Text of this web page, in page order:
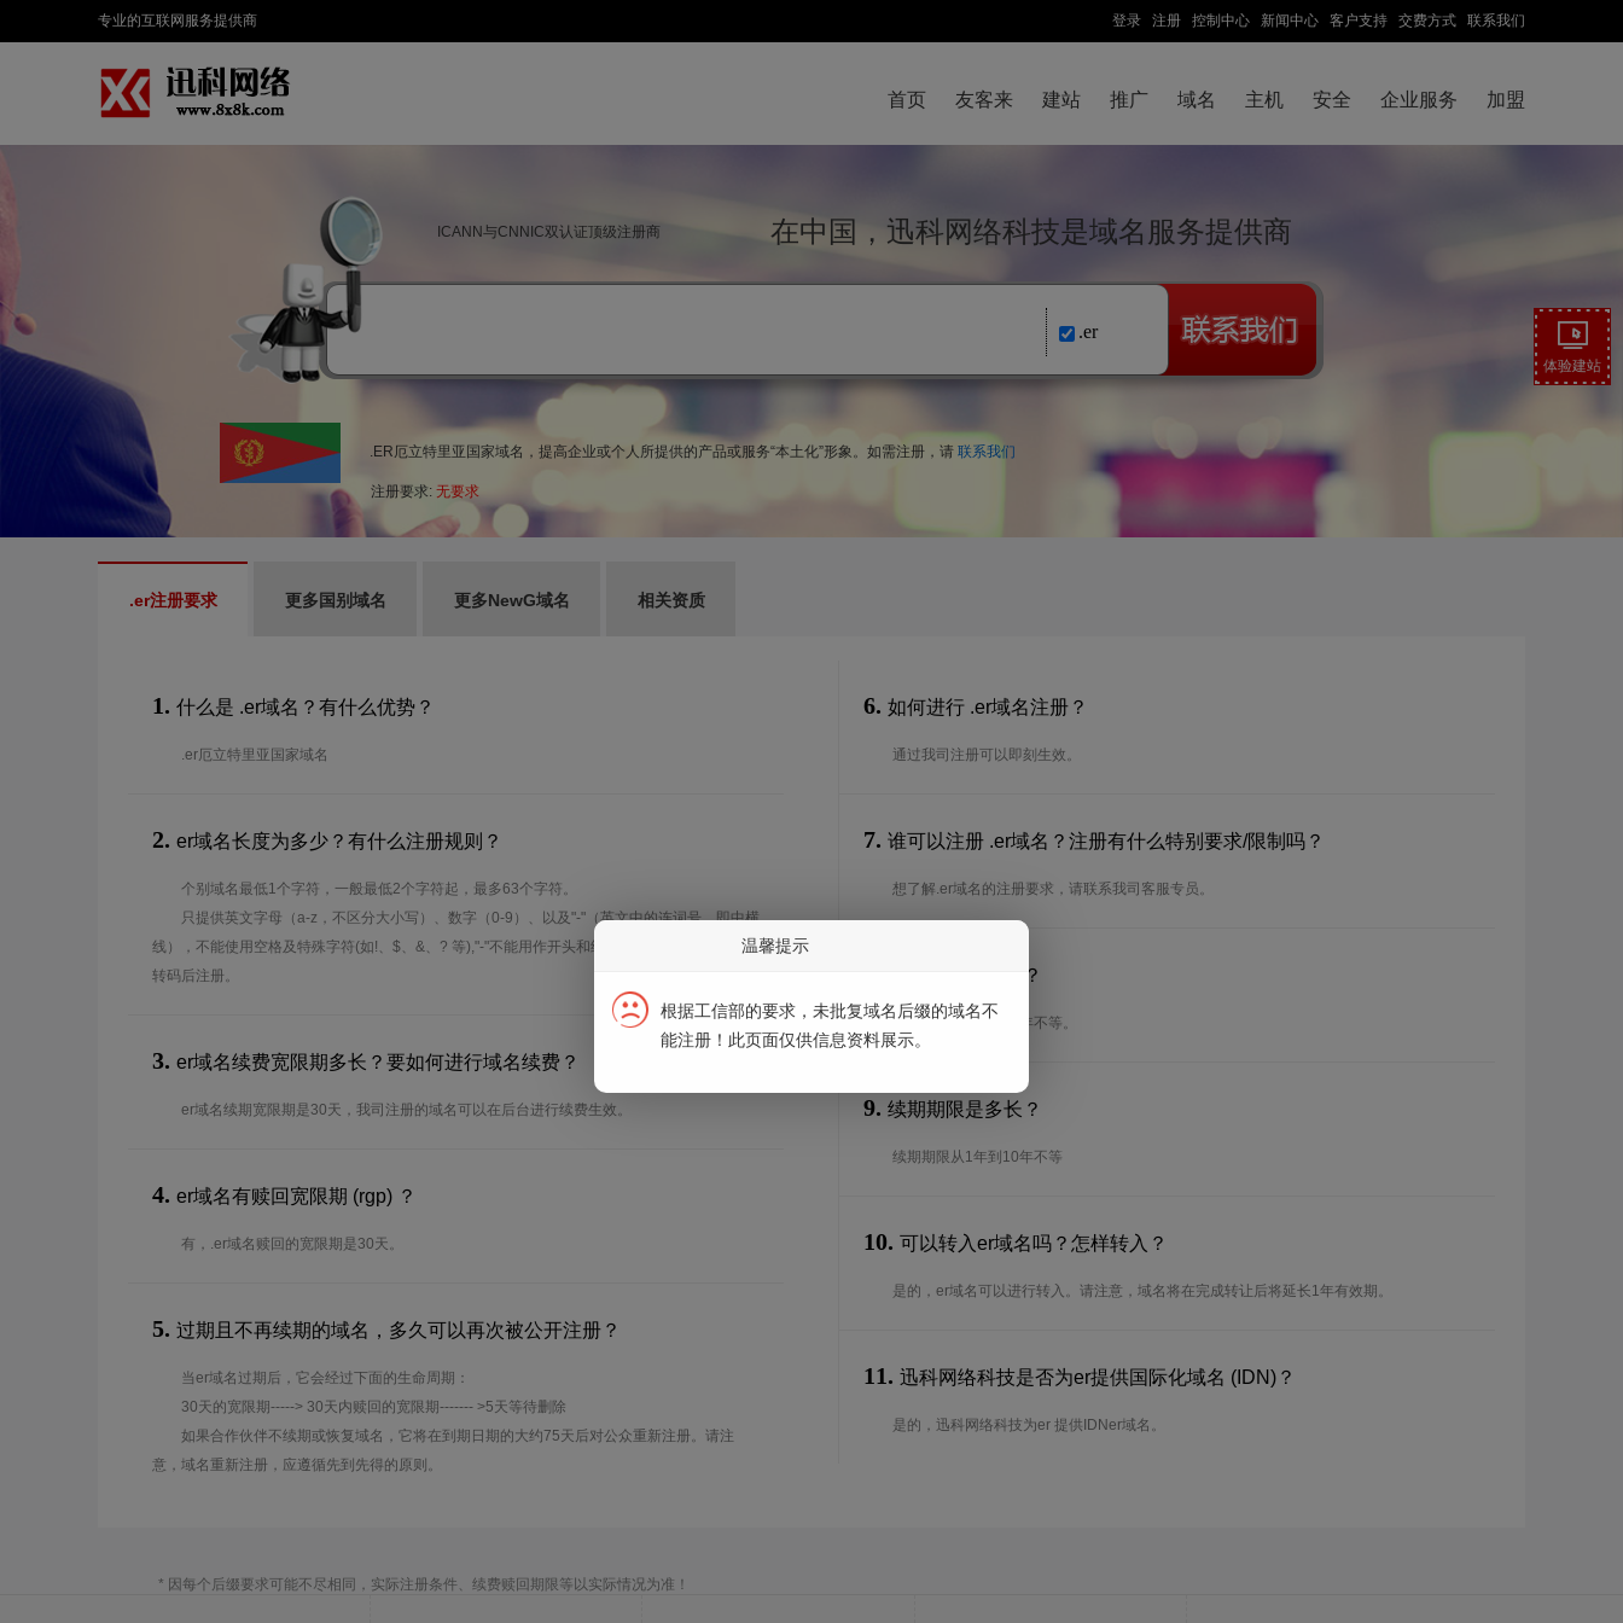
专业的互联网服务提供商 登录 注册 控制中心 新闻中心 客户支持 交费方式 联系我们
首页 友客来 建站 推广 域名 主机 安全 企业服务 加盟
ICANN与CNNIC双认证顶级注册商 在中国，迅科网络科技是域名服务提供商
.er
.ER厄立特里亚国家域名，提高企业或个人所提供的产品或服务“本土化”形象。如需注册，请 联系我们
注册要求: 无要求
.er注册要求 更多国别域名 更多NewG域名 相关资质
1. 什么是 .er域名？有什么优势？
.er厄立特里亚国家域名
2. er域名长度为多少？有什么注册规则？
个别域名最低1个字符，一般最低2个字符起，最多63个字符。
只提供英文字母（a-z，不区分大小写）、数字（0-9）、以及"-"（英文中的连词号，即中横
线），不能使用空格及特殊字符(如!、$、&、? 等),"-"不能用作开头和结尾。注*中文域名实际是
转码后注册。
3. er域名续费宽限期多长？要如何进行域名续费？
er域名续期宽限期是30天，我司注册的域名可以在后台进行续费生效。
4. er域名有赎回宽限期 (rgp) ？
有，.er域名赎回的宽限期是30天。
5. 过期且不再续期的域名，多久可以再次被公开注册？
当er域名过期后，它会经过下面的生命周期：
30天的宽限期-----> 30天内赎回的宽限期------- >5天等待删除
如果合作伙伴不续期或恢复域名，它将在到期日期的大约75天后对公众重新注册。请注
意，域名重新注册，应遵循先到先得的原则。
6. 如何进行 .er域名注册？
通过我司注册可以即刻生效。
7. 谁可以注册 .er域名？注册有什么特别要求/限制吗？
想了解.er域名的注册要求，请联系我司客服专员。
注册期限是多长？
注册期限从1年到10年不等。
9. 续期期限是多长？
续期期限从1年到10年不等
10. 可以转入er域名吗？怎样转入？
是的，er域名可以进行转入。请注意，域名将在完成转让后将延长1年有效期。
11. 迅科网络科技是否为er提供国际化域名 (IDN)？
是的，迅科网络科技为er 提供IDNer域名。
* 因每个后缀要求可能不尽相同，实际注册条件、续费赎回期限等以实际情况为准！
体验建站
温馨提示
根据工信部的要求，未批复域名后缀的域名不
能注册！此页面仅供信息资料展示。